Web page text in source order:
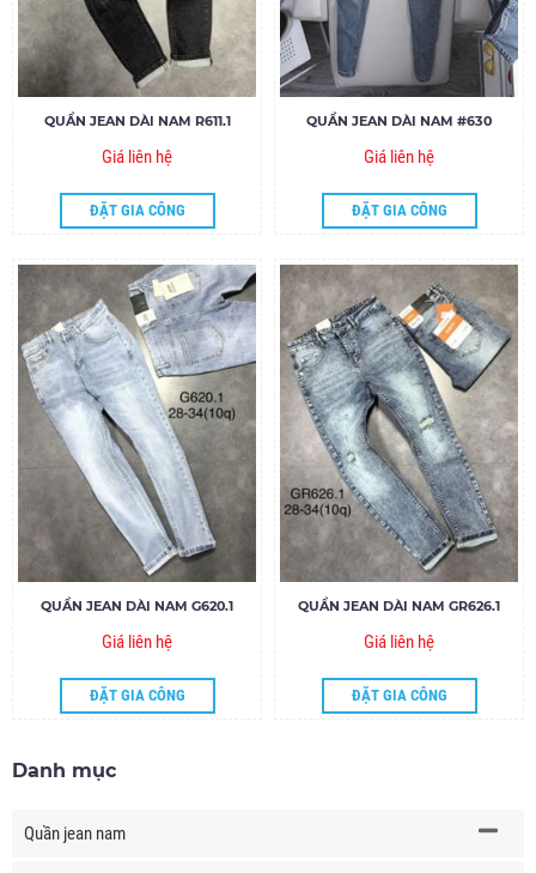
QUẦN JEAN DÀI NAM R611.1
Giá liên hệ
ĐẶT GIA CÔNG
QUẦN JEAN DÀI NAM #630
Giá liên hệ
ĐẶT GIA CÔNG
QUẦN JEAN DÀI NAM G620.1
Giá liên hệ
ĐẶT GIA CÔNG
QUẦN JEAN DÀI NAM GR626.1
Giá liên hệ
ĐẶT GIA CÔNG
Danh mục
Quần jean nam